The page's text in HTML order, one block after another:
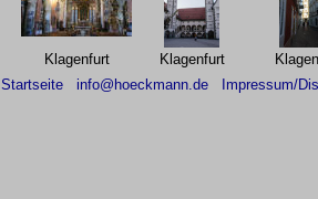
Klagenfurt Klagenfurt
Startseite
info@hoeckmann.de Impressum/